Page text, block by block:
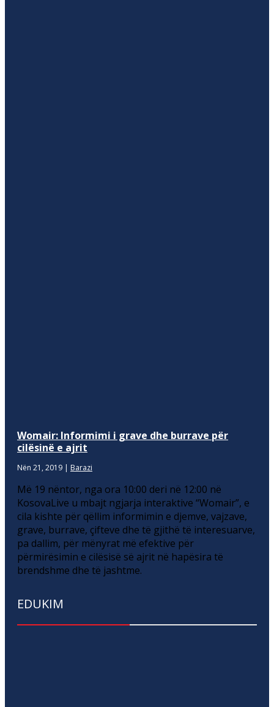
Womair: Informimi i grave dhe burrave për
cilësinë e ajrit
Nën 21, 2019 | Barazi
Më 19 nëntor, nga ora 10:00 deri në 12:00 në
KosovaLive u mbajt ngjarja interaktive “Womair”, e
cila kishte për qëllim informimin e djemve, vajzave,
grave, burrave, çifteve dhe të gjithë të interesuarve,
pa dallim, për mënyrat më efektive për
përmirësimin e cilësisë së ajrit në hapësira të
brendshme dhe të jashtme.
EDUKIM